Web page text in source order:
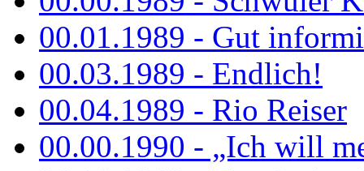
00.01.1989 - Gut
00.03.1989 - Endlich!
00.04.1989 - Rio Reiser
00.00.1990 - „Ich will